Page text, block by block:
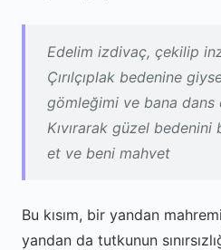
Edelim izdivaç, çekilip
Çırılçıplak bedenine
gömleğimi ve bana dans
Kıvırarak güzel
et ve beni mahvet
Bu kısım, bir yandan
yandan da tutkunun